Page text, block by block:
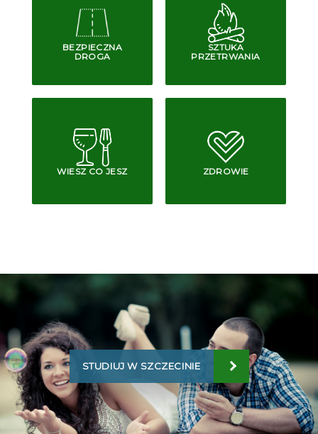
BEZPIECZNA
DROGA
SZTUKA
PRZETRWANIA
WIESZ CO JESZ ZDROWIE
STUDIUJ W SZCZECINIE